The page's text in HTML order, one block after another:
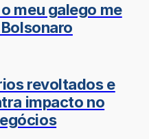
meu galego me
revoltados e
impacto no